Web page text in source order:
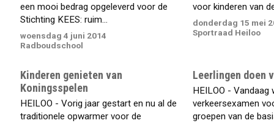
een mooi bedrag opgeleverd voor de
Stichting KEES: ruim...
woensdag 4 juni 2014
Radboudschool
voor kinderen van
donderdag 15 mei
Sportraad Heiloo
Kinderen genieten van
Koningsspelen
HEILOO - Vorig jaar gestart en nu al de
traditionele opwarmer voor de
Leerlingen doen
HEILOO -
verkeersexamen
groepen van de